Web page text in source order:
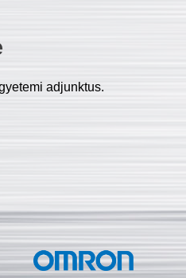
adjunktus.